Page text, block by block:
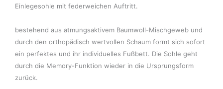
Einlegesohle mit federweichen Auftritt.
bestehend aus atmungsaktivem Baumwoll-Mischgeweb und
durch den orthopädisch wertvollen Schaum formt sich sofort
ein perfektes und ihr individuelles Fußbett. Die Sohle geht
durch die Memory-Funktion wieder in die Ursprungsform
zurück.